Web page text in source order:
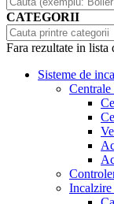
CATEGORII
Fara rezultate in lista
Sisteme de
Centrale
Incalzire